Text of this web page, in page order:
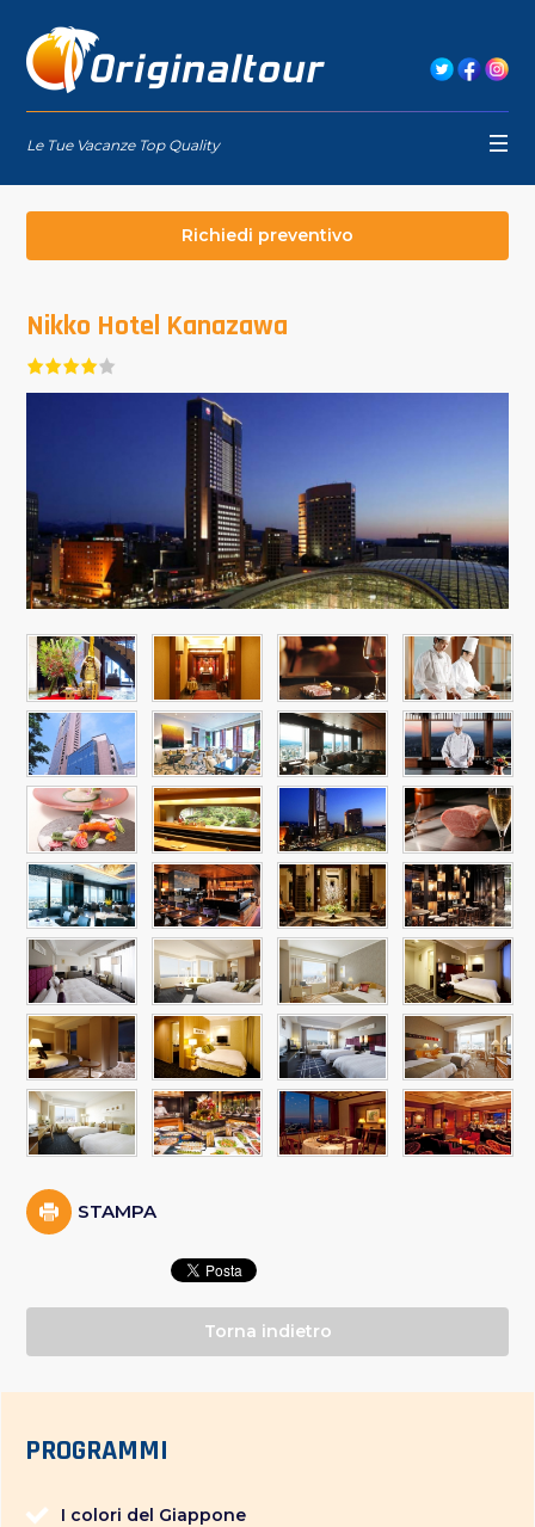
Le Tue Vacanze Top Quality
Richiedi preventivo
Nikko Hotel Kanazawa
STAMPA
Torna indietro
PROGRAMMI
I colori del Giappone